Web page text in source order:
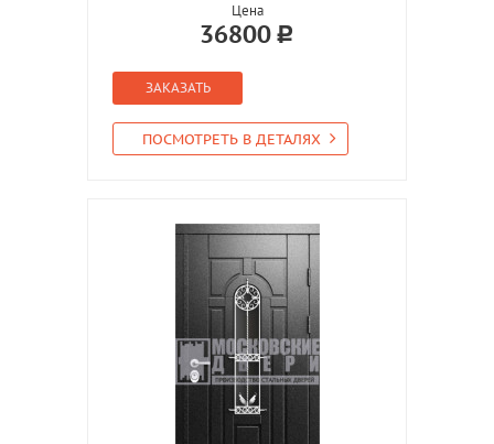
Цена
36800
ЗАКАЗАТЬ
ПОСМОТРЕТЬ В ДЕТАЛЯХ